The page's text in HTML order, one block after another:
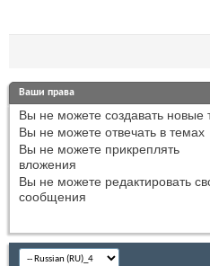
Ваши права
Вы не можете создавать новые
Вы не можете отвечать в темах
Вы не можете прикреплять
вложения
Вы не можете редактировать
сообщения